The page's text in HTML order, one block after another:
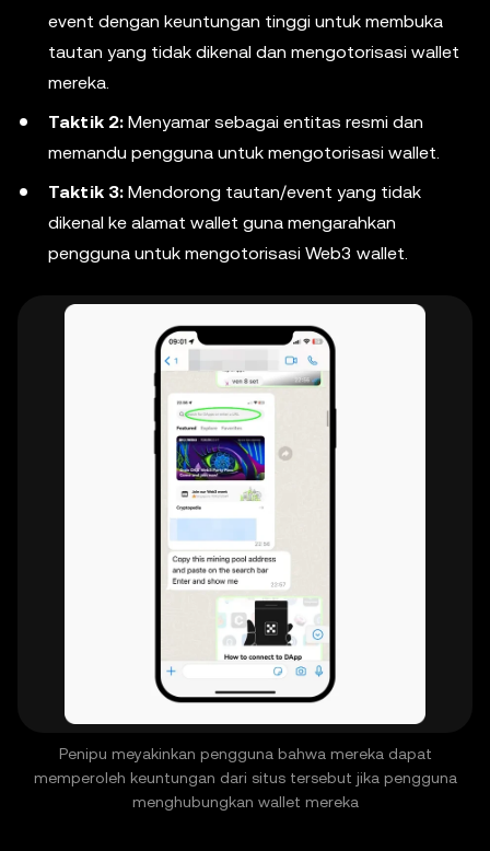
event dengan keuntungan tinggi untuk membuka
tautan yang tidak dikenal dan mengotorisasi wallet
mereka.
Taktik 2: Menyamar sebagai entitas resmi dan
memandu pengguna untuk mengotorisasi wallet.
Taktik 3: Mendorong tautan/event yang tidak
dikenal ke alamat wallet guna mengarahkan
pengguna untuk mengotorisasi Web3 wallet.
Penipu meyakinkan pengguna bahwa mereka dapat
memperoleh keuntungan dari situs tersebut jika pengguna
menghubungkan wallet mereka